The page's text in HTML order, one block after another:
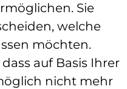
Sie
welche
möchten.
auf Basis Ihrer
nicht mehr